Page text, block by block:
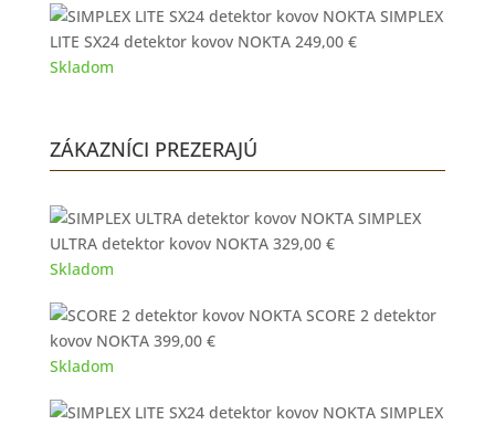
SIMPLEX
LITE SX24 detektor kovov NOKTA 249,00 €
Skladom
ZÁKAZNÍCI PREZERAJÚ
SIMPLEX
ULTRA detektor kovov NOKTA 329,00 €
Skladom
SCORE 2 detektor
kovov NOKTA 399,00 €
Skladom
SIMPLEX